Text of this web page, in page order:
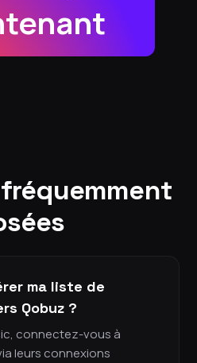
ma liste de
Qobuz ?
connectez-vous à
leurs connexions